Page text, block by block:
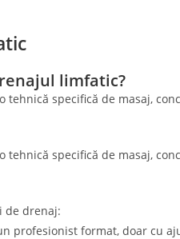
limfatic?
tehnică specifică de masaj,
tehnică specifică de masaj,
de drenaj:
profesionist format, doar cu